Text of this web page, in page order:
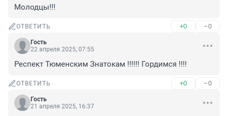
Молодцы!!!
ОТВЕТИТЬ +0 –0
Гость
22 апреля 2025, 07:55
Респект Тюменским Знатокам !!!!!! Гордимся !!!!
ОТВЕТИТЬ +0 –0
Гость
21 апреля 2025, 16:37